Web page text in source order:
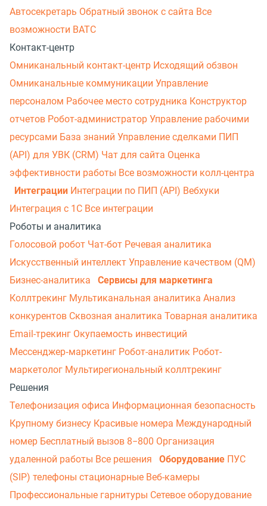
Автосекретарь Обратный звонок с сайта Все
возможности ВАТС
Контакт-центр
Омниканальный контакт-центр Исходящий обзвон
Омниканальные коммуникации Управление
персоналом Рабочее место сотрудника Конструктор
отчетов Робот-администратор Управление рабочими
ресурсами База знаний Управление сделками ПИП
(API) для УВК (CRM) Чат для сайта Оценка
эффективности работы Все возможности колл-центра
Интеграции Интеграции по ПИП (API) Вебхуки
Интеграция с 1С Все интеграции
Роботы и аналитика
Голосовой робот Чат-бот Речевая аналитика
Искусственный интеллект Управление качеством (QM)
Бизнес-аналитика
Сервисы для маркетинга
Коллтрекинг Мультиканальная аналитика Анализ
конкурентов Сквозная аналитика Товарная аналитика
Email-трекинг Окупаемость инвестиций
Мессенджер‑маркетинг Робот-аналитик Робот-
маркетолог Мультирегиональный коллтрекинг
Решения
Телефонизация офиса Информационная безопасность
Крупному бизнесу Красивые номера Международный
номер Бесплатный вызов 8−800 Организация
удаленной работы Все решения Оборудование ПУС
(SIP) телефоны стационарные Веб-камеры
Профессиональные гарнитуры Сетевое оборудование